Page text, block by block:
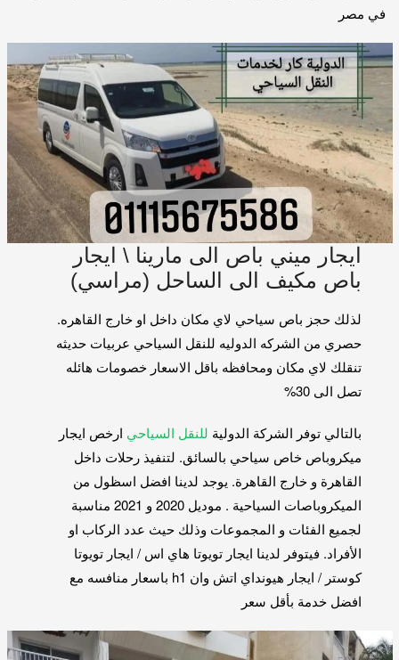
في مصر
ايجار ميني باص الى مارينا \ ايجار
باص مكيف الى الساحل (مراسي)
لذلك حجز باص سياحي لاي مكان داخل او خارج القاهره.
حصري من الشركه الدوليه للنقل السياحي عربيات حديثه
تنقلك لاي مكان ومحافظه باقل الاسعار خصومات هائله
تصل الى 30%
بالتالي توفر الشركة الدولية للنقل السياحي ارخص ايجار
ميكروباص خاص سياحي بالسائق. لتنفيذ رحلات داخل
القاهرة و خارج القاهرة. يوجد لدينا افضل اسظول من
الميكروباصات السياحية . موديل 2020 و 2021 مناسبة
لجميع الفئات و المجموعات وذلك حيث عدد الركاب او
الأفراد. فيتوفر لدينا ايجار تويوتا هاي اس / ايجار تويوتا
كوستر / ايجار هيونداي اتش وان h1 باسعار منافسه مع
افضل خدمة بأقل سعر